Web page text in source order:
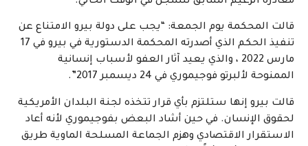
قالت المحكمة يوم الجمعة: “يجب على دولة بيرو الامتناع عن
تنفيذ الحكم الذي أصدرته المحكمة الدستورية في بيرو في 17
مارس 2022 ، والذي يعيد آثار العفو لأسباب إنسانية
الممنوحة لألبرتو فوجيموري في 24 ديسمبر 2017”.
قالت بيرو إنها ستلتزم بأي قرار تتخذه لجنة البلدان الأمريكية
لحقوق الإنسان. في حين أشاد البعض بفوجيموري لأنه أعاد
الاستقرار الاقتصادي وهزم الجماعة المسلحة الماوية طريق